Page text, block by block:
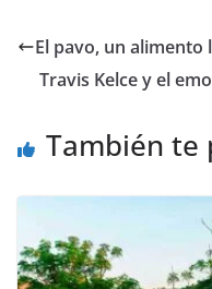
e
b
o
er l
El pavo, un
Travis Kelce y el
También te